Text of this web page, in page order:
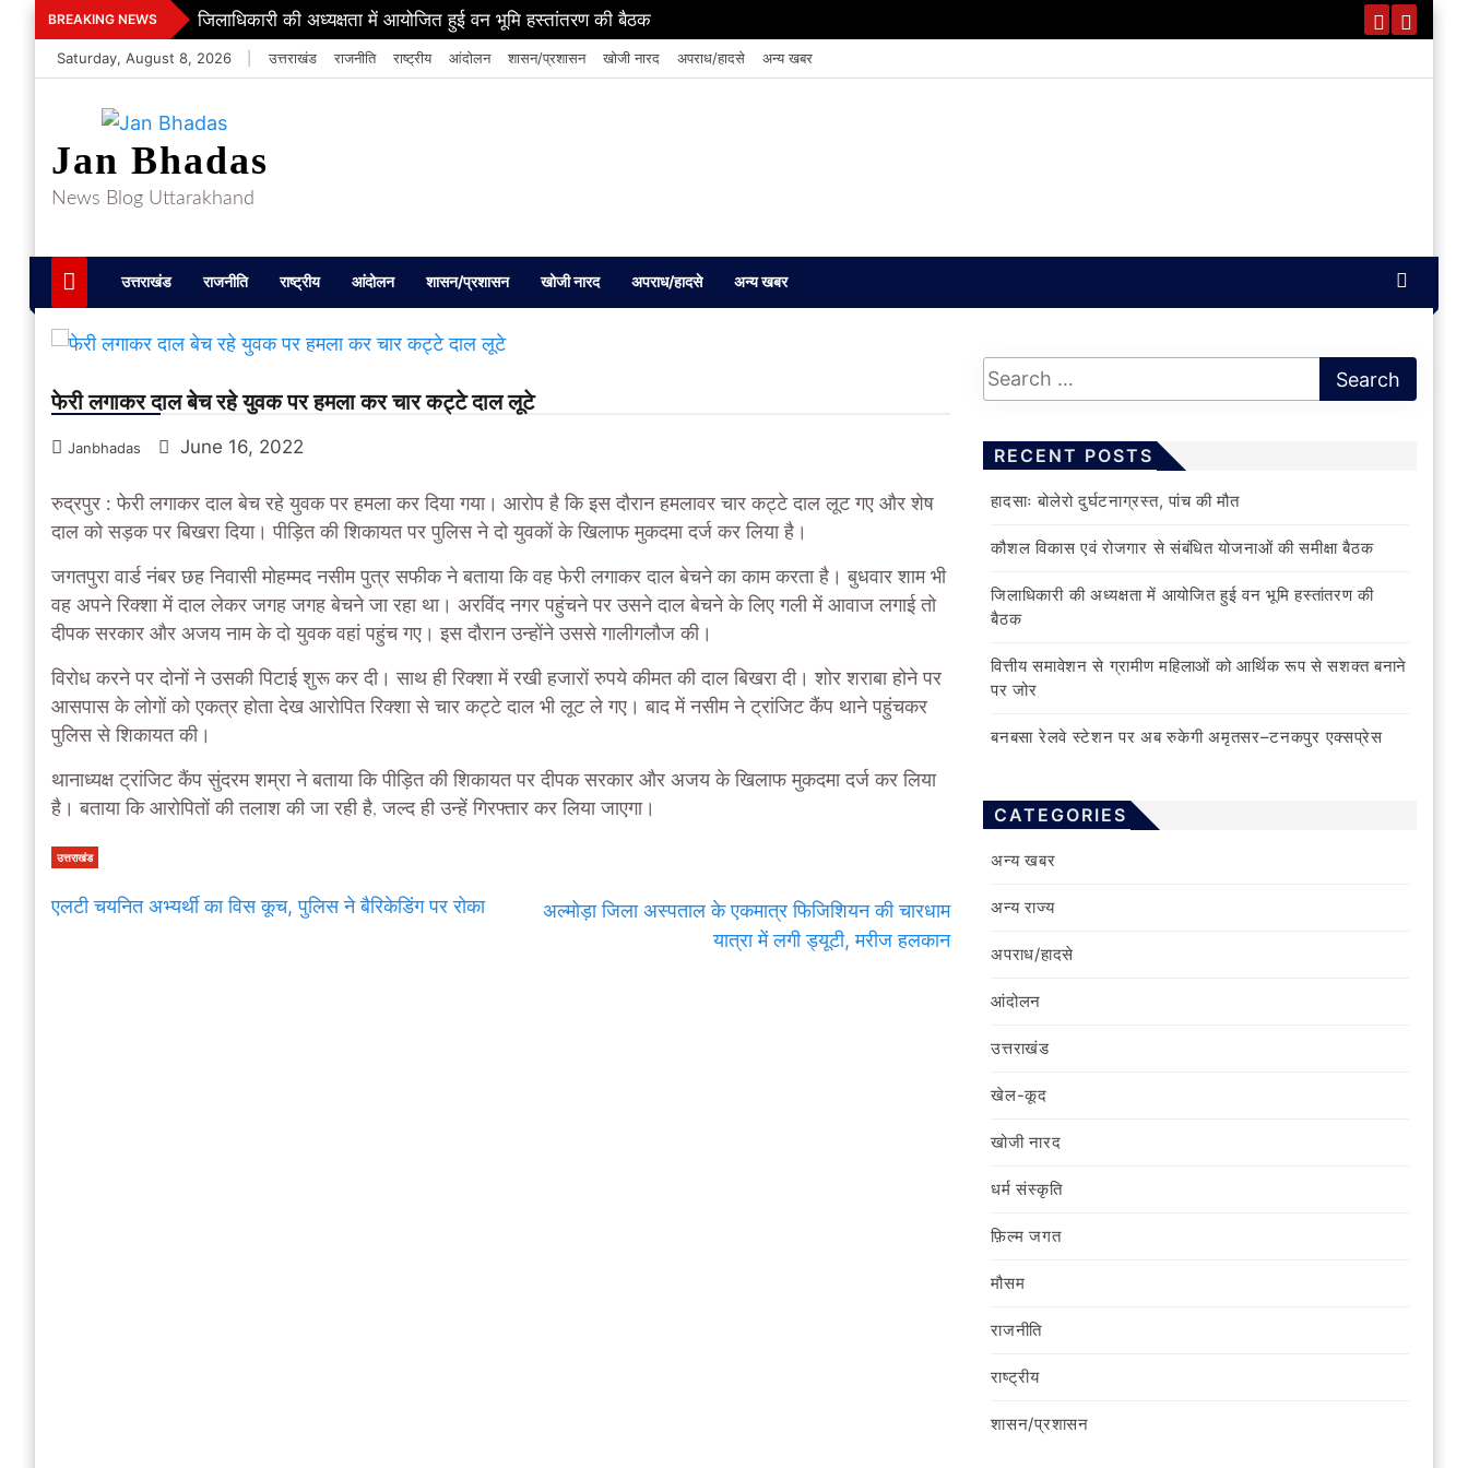
Skip
to
content
BREAKING NEWS जिलाधिकारी की अध्यक्षता में आयोजित हुई वन भूमि हस्तांतरण की बैठक
Saturday, August 8, 2026 उत्तराखंड राजनीति राष्ट्रीय आंदोलन शासन/प्रशासन खोजी नारद अपराध/हादसे अन्य खबर
Jan Bhadas
News Blog Uttarakhand
उत्तराखंड राजनीति राष्ट्रीय आंदोलन शासन/प्रशासन खोजी नारद अपराध/हादसे अन्य खबर
फेरी लगाकर दाल बेच रहे युवक पर हमला कर चार कट्टे दाल लूटे
Janbhadas June 16, 2022
रुद्रपुर :फेरी लगाकर दाल बेच रहे युवक पर हमला कर दिया गया। आरोप है कि इस दौरान हमलावर चार कट्टे दाल लूट गए और शेष
दाल को सड़क पर बिखरा दिया। पीड़ित की शिकायत पर पुलिस ने दो युवकों के खिलाफ मुकदमा दर्ज कर लिया है।
जगतपुरा वार्ड नंबर छह निवासी मोहम्मद नसीम पुत्र सफीक ने बताया कि वह फेरी लगाकर दाल बेचने का काम करता है। बुधवार शाम भी
वह अपने रिक्शा में दाल लेकर जगह जगह बेचने जा रहा था। अरविंद नगर पहुंचने पर उसने दाल बेचने के लिए गली में आवाज लगाई तो
दीपक सरकार और अजय नाम के दो युवक वहां पहुंच गए। इस दौरान उन्होंने उससे गालीगलौज की।
विरोध करने पर दोनों ने उसकी पिटाई शुरू कर दी। साथ ही रिक्शा में रखी हजारों रुपये कीमत की दाल बिखरा दी। शोर शराबा होने पर
आसपास के लोगों को एकत्र होता देख आरोपित रिक्शा से चार कट्टे दाल भी लूट ले गए। बाद में नसीम ने ट्रांजिट कैंप थाने पहुंचकर
पुलिस से शिकायत की।
थानाध्यक्ष ट्रांजिट कैंप सुंदरम शम्रा ने बताया कि पीड़ित की शिकायत पर दीपक सरकार और अजय के खिलाफ मुकदमा दर्ज कर लिया
है। बताया कि आरोपितों की तलाश की जा रही है, जल्द ही उन्हें गिरफ्तार कर लिया जाएगा।
उत्तराखंड
एलटी चयनित अभ्यर्थी का विस कूच, पुलिस ने बैरिकेडिंग पर रोका
अल्मोड़ा जिला अस्पताल के एकमात्र फिजिशियन की चारधाम
यात्रा में लगी ड्यूटी, मरीज हलकान
RECENT POSTS
हादसाः बोलेरो दुर्घटनाग्रस्त, पांच की मौत
कौशल विकास एवं रोजगार से संबंधित योजनाओं की समीक्षा बैठक
जिलाधिकारी की अध्यक्षता में आयोजित हुई वन भूमि हस्तांतरण की
बैठक
वित्तीय समावेशन से ग्रामीण महिलाओं को आर्थिक रूप से सशक्त बनाने
पर जोर
बनबसा रेलवे स्टेशन पर अब रुकेगी अमृतसर–टनकपुर एक्सप्रेस
CATEGORIES
अन्य खबर
अन्य राज्य
अपराध/हादसे
आंदोलन
उत्तराखंड
खेल-कूद
खोजी नारद
धर्म संस्कृति
फ़िल्‍म जगत
मौसम
राजनीति
राष्ट्रीय
शासन/प्रशासन